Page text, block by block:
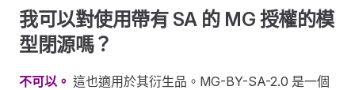
我可以對使用帶有 SA 的 MG 授權的模
型閉源嗎？
不可以。 這也適用於其衍生品。MG-BY-SA-2.0 是一個